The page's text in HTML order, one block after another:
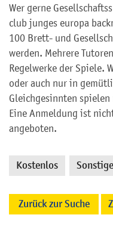
Wer gerne
club junges europa
100 Brett- und
werden. Mehrere
Regelwerke der Spiele.
oder auch nur in
Gleichgesinnten
Eine Anmeldung ist
angeboten.
Kostenlos
Zurück zur Suche